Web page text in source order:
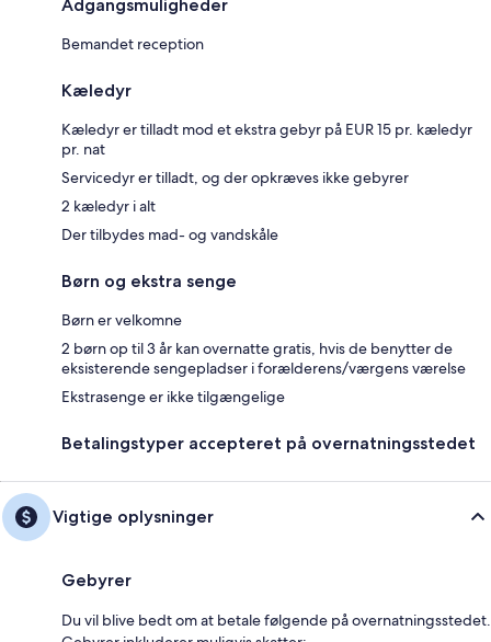
Adgangsmuligheder
Bemandet reception
Kæledyr
Kæledyr er tilladt mod et ekstra gebyr på EUR 15 pr. kæledyr
pr. nat
Servicedyr er tilladt, og der opkræves ikke gebyrer
2 kæledyr i alt
Der tilbydes mad- og vandskåle
Børn og ekstra senge
Børn er velkomne
2 børn op til 3 år kan overnatte gratis, hvis de benytter de
eksisterende sengepladser i forælderens/værgens værelse
Ekstrasenge er ikke tilgængelige
Betalingstyper accepteret på overnatningsstedet
Vigtige oplysninger
Gebyrer
Du vil blive bedt om at betale følgende på overnatningsstedet.